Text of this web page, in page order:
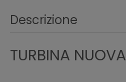
Descrizione
TURBINA NUOVA